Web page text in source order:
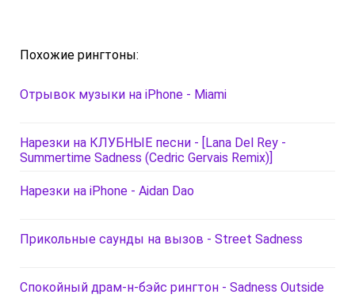
Похожие рингтоны:
Отрывок музыки на iPhone - Miami
Нарезки на КЛУБНЫЕ песни - [Lana Del Rey -
Summertime Sadness (Cedric Gervais Remix)]
Нарезки на iPhone - Aidan Dao
Прикольные саунды на вызов - Street Sadness
Спокойный драм-н-бэйс рингтон - Sadness Outside